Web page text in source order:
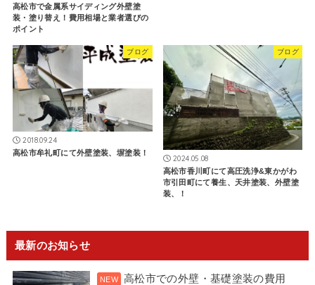
高松市で金属系サイディング外壁塗
装・塗り替え！費用相場と業者選びの
ポイント
ブログ
2018.09.24
高松市牟礼町にて外壁塗装、塀塗装！
ブログ
2024.05.08
高松市香川町にて高圧洗浄&東かがわ
市引田町にて養生、天井塗装、外壁塗
装、！
最新のお知らせ
高松市での外壁・基礎塗装の費用